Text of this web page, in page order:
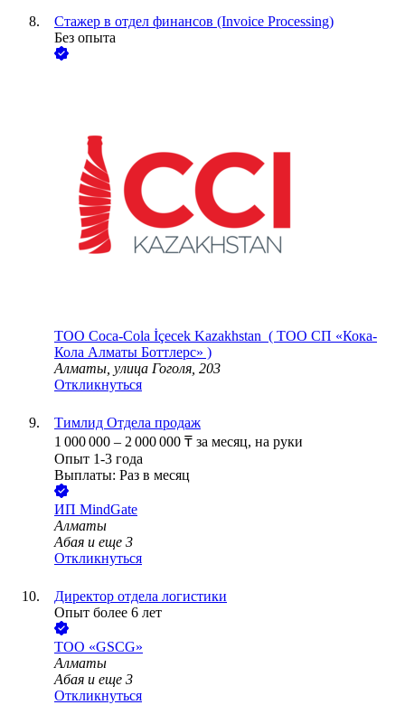
Стажер в отдел финансов (Invoice Processing)
Без опыта
ТОО Coca-Cola İçecek Kazakhstan ( ТОО СП «Кока-
Кола Алматы Боттлерс» )
Алматы, улица Гоголя, 203
Откликнуться
Тимлид Отдела продаж
1 000 000 – 2 000 000 ₸ за месяц, на руки
Опыт 1-3 года
Выплаты: Раз в месяц
ИП MindGate
Алматы
Абая и еще 3
Откликнуться
Директор отдела логистики
Опыт более 6 лет
ТОО «GSCG»
Алматы
Абая и еще 3
Откликнуться